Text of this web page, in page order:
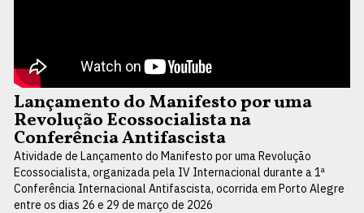
Lançamento do Manifesto por uma
Revolução Ecossocialista na
Conferência Antifascista
Atividade de Lançamento do Manifesto por uma Revolução
Ecossocialista, organizada pela IV Internacional durante a 1ª
Conferência Internacional Antifascista, ocorrida em Porto Alegre
entre os dias 26 e 29 de março de 2026